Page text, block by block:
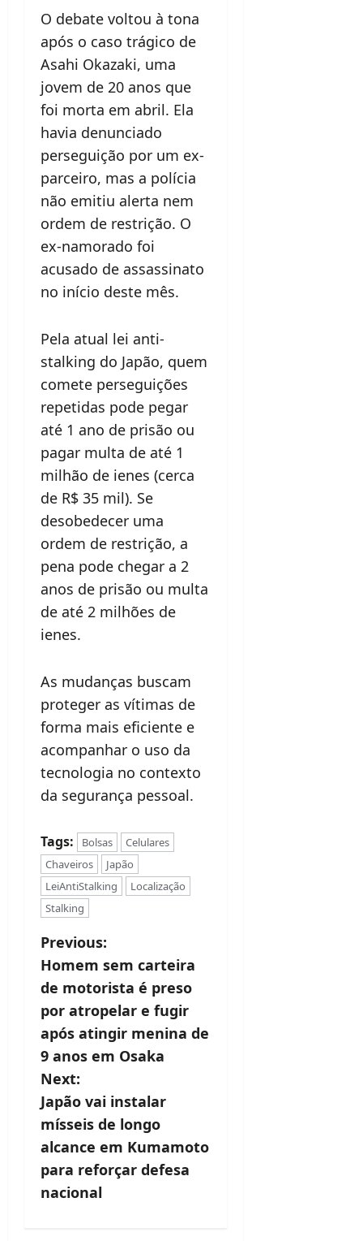
O debate voltou à tona
após o caso trágico de
Asahi Okazaki, uma
jovem de 20 anos que
foi morta em abril. Ela
havia denunciado
perseguição por um ex-
parceiro, mas a polícia
não emitiu alerta nem
ordem de restrição. O
ex-namorado foi
acusado de assassinato
no início deste mês.
Pela atual lei anti-
stalking do Japão, quem
comete perseguições
repetidas pode pegar
até 1 ano de prisão ou
pagar multa de até 1
milhão de ienes (cerca
de R$ 35 mil). Se
desobedecer uma
ordem de restrição, a
pena pode chegar a 2
anos de prisão ou multa
de até 2 milhões de
ienes.
As mudanças buscam
proteger as vítimas de
forma mais eficiente e
acompanhar o uso da
tecnologia no contexto
da segurança pessoal.
Tags: Bolsas
Celulares
Chaveiros
Japão
LeiAntiStalking
Localização
Stalking
P
o
s
t
n
a
v
i
g
Previous:
Homem sem carteira
de motorista é preso
por atropelar e fugir
após atingir menina de
9 anos em Osaka
Next:
Japão vai instalar
mísseis de longo
alcance em Kumamoto
para reforçar defesa
nacional